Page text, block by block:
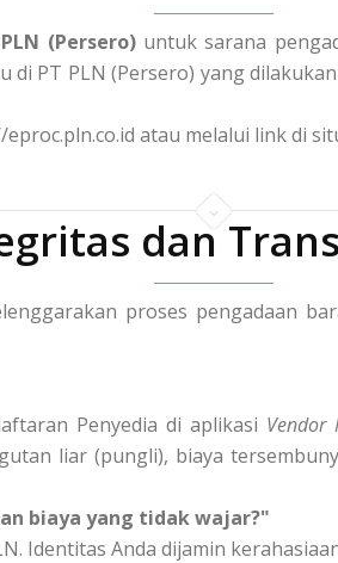
(Persero)untuk sarana
di PT PLN (Persero) yang
atau melalui link di
dan
proses pengadaan
Penyedia di aplikasi Vendor
liar (pungli), biaya
biaya yang tidak wajar?"
Identitas Anda dijamin